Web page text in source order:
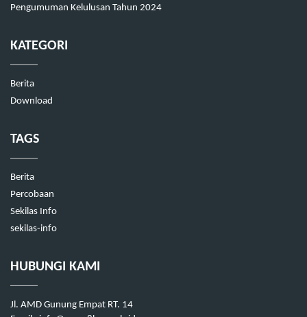
Pengumuman Kelulusan Tahun 2024
KATEGORI
Berita
Download
TAGS
Berita
Percobaan
Sekilas Info
sekilas-info
HUBUNGI KAMI
Jl. AMD Gunung Empat RT. 14